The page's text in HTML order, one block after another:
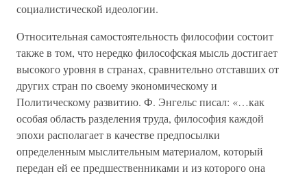
социалистической идеологии.
Относительная самостоятельность философии состоит
также в том, что нередко философская мысль достигает
высокого уровня в странах, сравнительно отставших от
других стран по своему экономическому и
Политическому развитию. Ф. Энгельс писал: «…как
особая область разделения труда, философия каждой
эпохи располагает в качестве предпосылки
определенным мыслительным материалом, который
передан ей ее предшественниками и из которого она